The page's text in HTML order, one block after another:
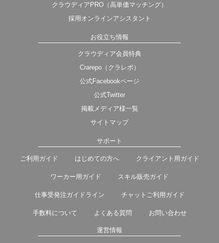
クラウディアPRO（高単価マッチング）
採用オンラインアシスタント
お役立ち情報
クラウディア会員特典
Crarepo（クラレポ）
公式Facebookページ
公式Twitter
掲載メディア様一覧
サイトマップ
サポート
ご利用ガイド はじめての方へ クライアント用ガイド
ワーカー用ガイド スキル販売ガイド
仕事受発注ガイドライン チャットご利用ガイド
手数料について よくある質問 お問い合わせ
運営情報